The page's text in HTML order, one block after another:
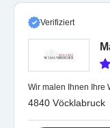
Verifiziert
Wir malen Ihnen Ihre
4840 Vöcklabruck